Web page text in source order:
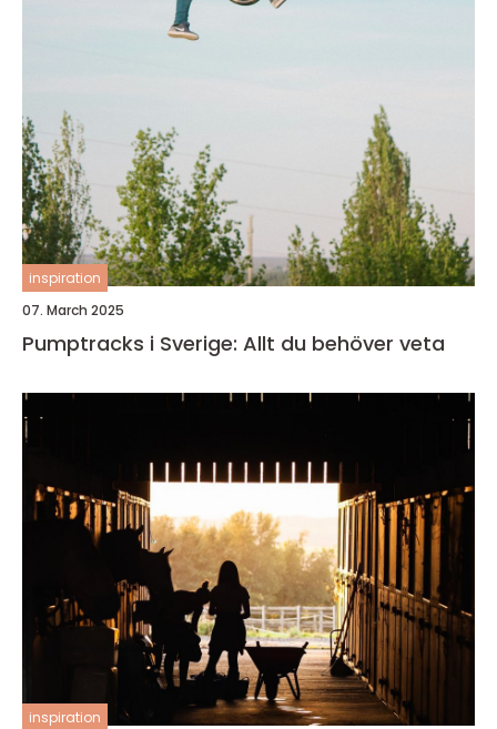
inspiration
07. March 2025
Pumptracks i Sverige: Allt du behöver veta
inspiration